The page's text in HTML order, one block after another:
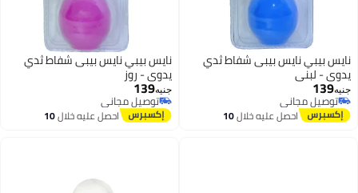
نايس بيبي نايس بيبى شفاط ثدي
يدوي - لبنى
جنيه139
توصيل مجاني
توصيل مجانياحصل عليه خلال10
نايس بيبي نايس بيبى شفاط ثدي
يدوي - روز
جنيه139
توصيل مجاني
توصيل مجانياحصل عليه خلال10